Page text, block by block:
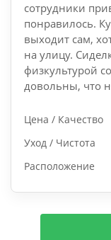
сотрудники
понравилось.
выходит сам,
на улицу.
физкультурой
довольны, что
Цена / Качество
Уход / Чистота
Расположение